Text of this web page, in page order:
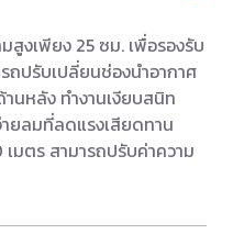
สูงเพียง 25 ซม. เพื่อรองรับ
ถปรับเปลี่ยนช่องนำอากาศ
นหลัง ทำงานเงียบสนิท
ยลมที่ลดแรงเสียดทาน
มตร สามารถปรับค่าความ